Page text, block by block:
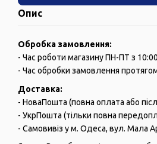
Опис
Обробка замовлення:
- Час роботи магазину ПН-ПТ з
- Час обробки замовлення
Доставка:
- НоваПошта (повна оплата або
- УкрПошта (тільки повна
- Самовивіз у м. Одеса, вул. Мала